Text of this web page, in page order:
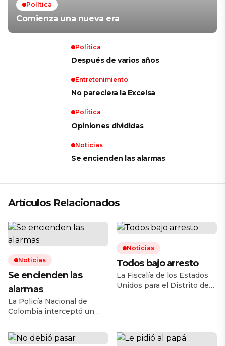
Política
Comienza una nueva era
Política
Después de varios años
Entretenimiento
No pareciera la Excelsa
Política
Opiniones divididas
Noticias
Se encienden las alarmas
Artículos Relacionados
Noticias
Se encienden las
alarmas
La Policía Nacional de
Colombia interceptó un
consigo 420 kilos de
nitrato de amonio en el
Noticias
Todos bajo arresto
La Fiscalía de los Estados
Unidos para el Distrito de
Phoenix, conformada por al